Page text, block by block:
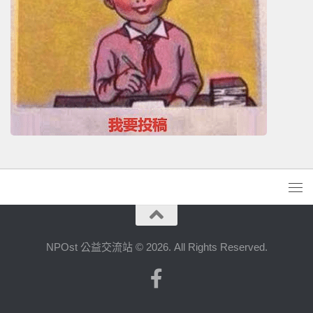
NPOst 公益交流站 © 2026. All Rights Reserved.